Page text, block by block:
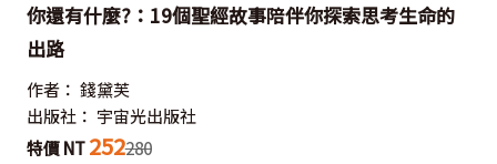
你還有什麼?：19個聖經故事陪伴你探索思考生命的
出路
作者： 錢黛芙
出版社： 宇宙光出版社
特價 NT 252280